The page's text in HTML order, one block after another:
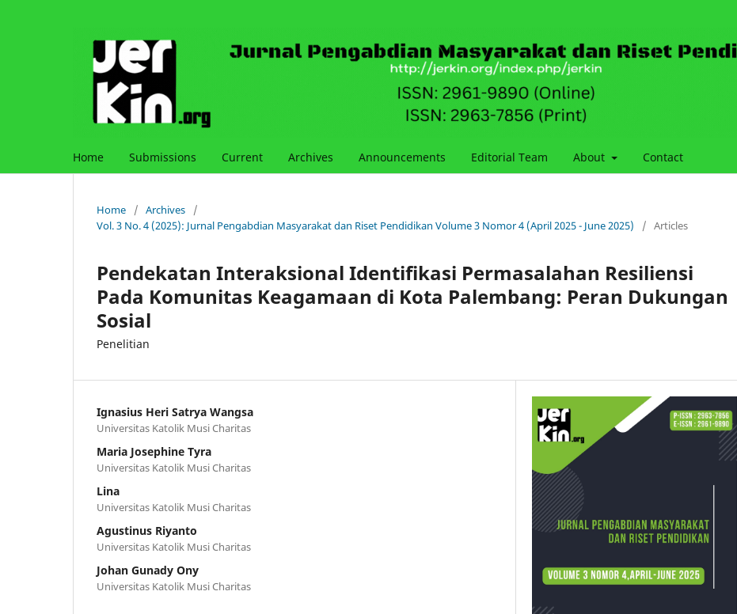
Home Submissions Current Archives Announcements Editorial Team About Contact
Home / Archives
/
Vol. 3 No. 4 (2025): Jurnal Pengabdian Masyarakat dan Riset Pendidikan Volume 3 Nomor 4 (April 2025 - June 2025)
/ Articles
Pendekatan Interaksional Identifikasi Permasalahan Resiliensi
Pada Komunitas Keagamaan di Kota Palembang: Peran Dukungan
Sosial
Penelitian
Ignasius Heri Satrya Wangsa
Universitas Katolik Musi Charitas
Maria Josephine Tyra
Universitas Katolik Musi Charitas
Lina
Universitas Katolik Musi Charitas
Agustinus Riyanto
Universitas Katolik Musi Charitas
Johan Gunady Ony
Universitas Katolik Musi Charitas